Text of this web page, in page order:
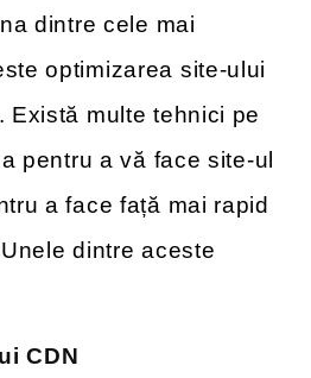
dintre cele mai
optimizarea site-ului
Există multe tehnici pe
pentru a vă face site-ul
a face față mai rapid
dintre aceste
CDN